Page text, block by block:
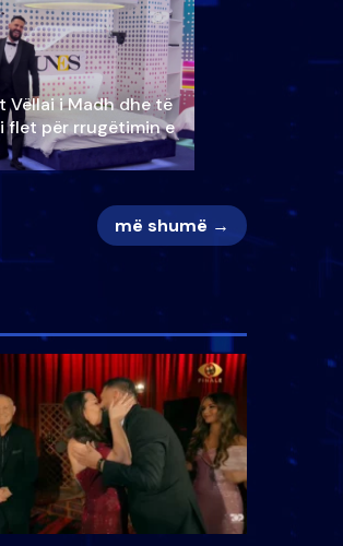
Vëllai i Madh dhe të
flet për rrugëtimin e
më shumë →